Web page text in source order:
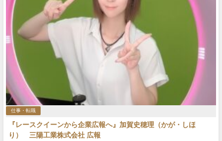
仕事・転職
『レースクイーンから企業広報へ』加賀史穂理（かが・しほ
り） 三陽工業株式会社 広報